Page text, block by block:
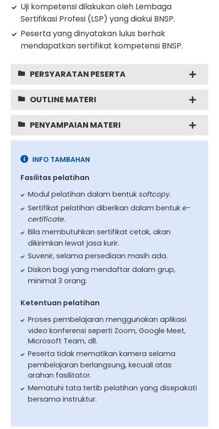
Uji kompetensi dilakukan oleh Lembaga
Sertifikasi Profesi (LSP) yang diakui BNSP.
Peserta yang dinyatakan lulus berhak
mendapatkan sertifikat kompetensi BNSP.
PERSYARATAN PESERTA
OUTLINE MATERI
PENYAMPAIAN MATERI
INFO TAMBAHAN
Fasilitas pelatihan
Modul pelatihan dalam bentuksoftcopy.
Sertifikat pelatihan diberikan dalam bentuke-
certificate.
Bila membutuhkan sertifikat cetak, akan
dikirimkan lewat jasa kurir.
Suvenir, selama persediaan masih ada.
Diskon bagi yang mendaftar dalam grup,
minimal 3 orang.
Ketentuan pelatihan
Proses pembelajaran menggunakan aplikasi
video konferensi seperti Zoom, Google Meet,
Microsoft Team, dll.
Peserta tidak mematikan kamera selama
pembelajaran berlangsung, kecuali atas
arahan fasilitator.
Mematuhi tata tertib pelatihan yang disepakati
bersama instruktur.